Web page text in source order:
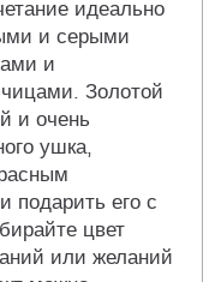
идеально
и серыми
и
Золотой
и очень
ушка,
подарить его с
цвет
или желаний